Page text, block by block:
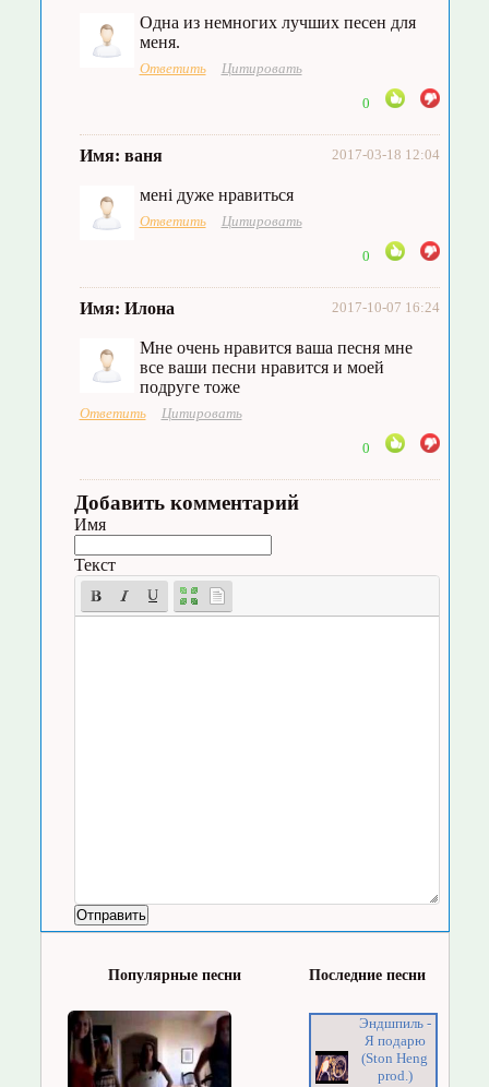
Одна из немногих лучших песен для
меня.
Ответить Цитировать
0
2017-03-18 12:04
Имя: ваня
мені дуже нравиться
Ответить Цитировать
0
2017-10-07 16:24
Имя: Илона
Мне очень нравится ваша песня мне
все ваши песни нравится и моей
подруге тоже
Ответить Цитировать
0
Добавить комментарий
Имя
Текст
Популярные песни Последние песни
Эндшпиль -
Я подарю
(Ston Heng
prod.)